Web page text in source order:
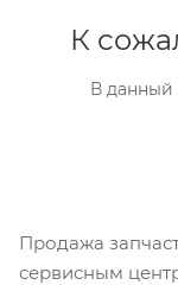
К
В данный
Продажа
сервисным